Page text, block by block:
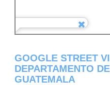
GOOGLE STREET
DEPARTAMENTO
GUATEMALA